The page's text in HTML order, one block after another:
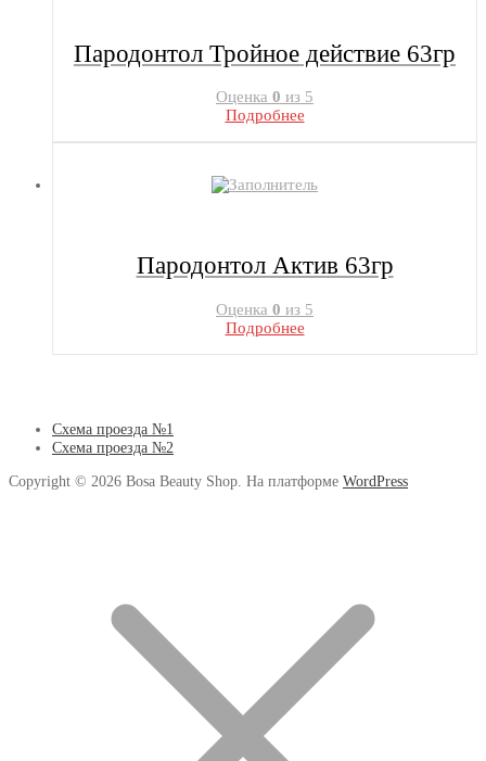
Пародонтол Тройное действие 63гр
Оценка 0 из 5
Подробнее
Пародонтол Актив 63гр
Оценка 0 из 5
Подробнее
Схема проезда №1
Схема проезда №2
Copyright © 2026 Bosa Beauty Shop. На платформе WordPress